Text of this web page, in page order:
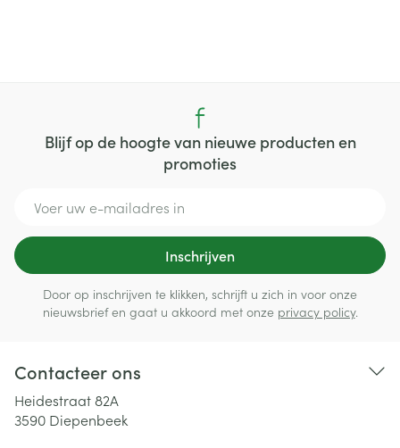
Blijf op de hoogte van nieuwe producten en
promoties
Inschrijven
Door op inschrijven te klikken, schrijft u zich in voor onze
nieuwsbrief en gaat u akkoord met onze privacy policy.
Contacteer ons
Heidestraat 82A
3590 Diepenbeek